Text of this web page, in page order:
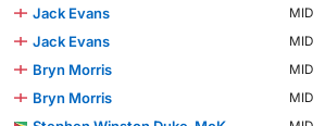
Jack Evans
MID
Jack Evans
MID
Bryn Morris
MID
Bryn Morris
MID